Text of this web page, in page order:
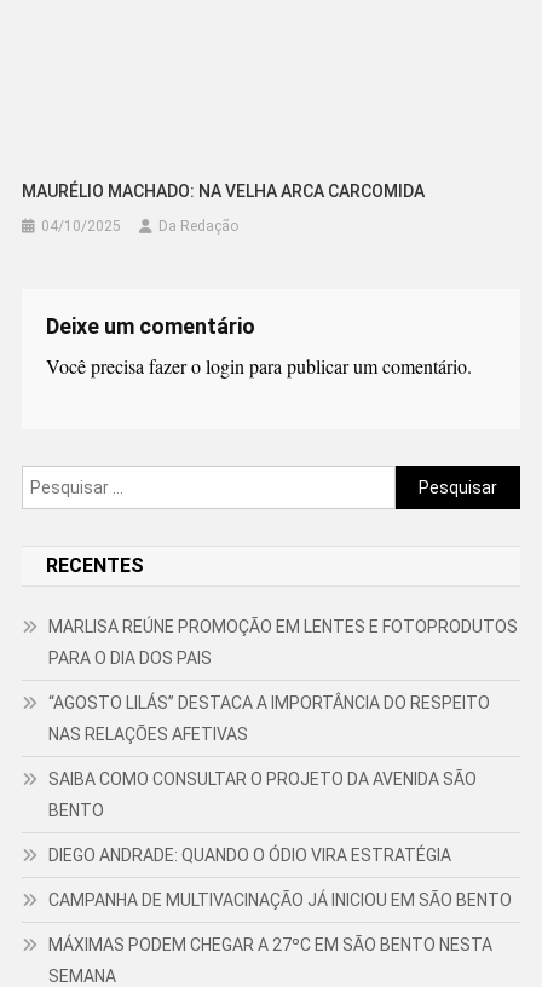
MAURÉLIO MACHADO: NA VELHA ARCA CARCOMIDA
04/10/2025 Da Redação
Deixe um comentário
Você precisa fazer ologin para publicar um comentário.
Pesquisar
por:
RECENTES
MARLISA REÚNE PROMOÇÃO EM LENTES E FOTOPRODUTOS
PARA O DIA DOS PAIS
“AGOSTO LILÁS” DESTACA A IMPORTÂNCIA DO RESPEITO
NAS RELAÇÕES AFETIVAS
SAIBA COMO CONSULTAR O PROJETO DA AVENIDA SÃO
BENTO
DIEGO ANDRADE: QUANDO O ÓDIO VIRA ESTRATÉGIA
CAMPANHA DE MULTIVACINAÇÃO JÁ INICIOU EM SÃO BENTO
MÁXIMAS PODEM CHEGAR A 27ºC EM SÃO BENTO NESTA
SEMANA